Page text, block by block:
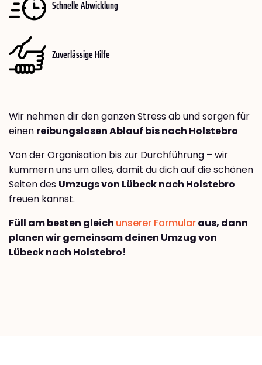
Schnelle Abwicklung
Zuverlässige Hilfe
Wir nehmen dir den ganzen Stress ab und sorgen für
einen reibungslosen Ablauf bis nach Holstebro
Von der Organisation bis zur Durchführung – wir
kümmern uns um alles, damit du dich auf die schönen
Seiten des Umzugs von Lübeck nach Holstebro
freuen kannst.
Füll am besten gleich unserer Formularaus, dann
planen wir gemeinsam deinen Umzug von
Lübeck nach Holstebro!